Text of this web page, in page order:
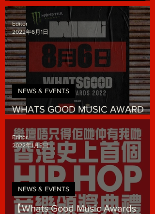
票價由你定！
WHATS GOOD MUSIC AWARD
2022 節目延期通知
NEWS & EVENTS
Editor
2022年6月1日
【Whats Good Music Awards
NEWS & EVENTS
Editor
2022年1月5日